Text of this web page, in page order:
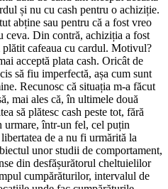
și nu cu cash pentru o achiziție.
abține sau pentru că a fost vreo
ceva. Din contră, achiziția a fost
plătit cafeaua cu cardul. Motivul?
acceptă plata cash. Oricât de
să fiu imperfectă, așa cum sunt
Recunosc că situația m-a făcut
mai ales că, în ultimele două
să plătesc cash peste tot, fără
într-un fel, cel puțin
de a nu fi urmărită la
unor studii de comportament,
din desfășurătorul cheltuielilor
cumpărăturilor, intervalul de